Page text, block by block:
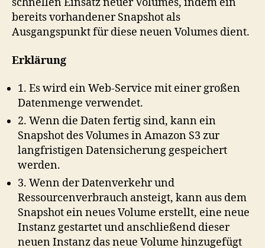
bereits vorhandener Snapshot als
Ausgangspunkt für diese neuen Volumes dient.
Erklärung
1. Es wird ein Web-Service mit einer großen
Datenmenge verwendet.
2. Wenn die Daten fertig sind, kann ein
Snapshot des Volumes in Amazon S3 zur
langfristigen Datensicherung gespeichert
werden.
3. Wenn der Datenverkehr und
Ressourcenverbrauch ansteigt, kann aus dem
Snapshot ein neues Volume erstellt, eine neue
Instanz gestartet und anschließend dieser
neuen Instanz das neue Volume hinzugefügt